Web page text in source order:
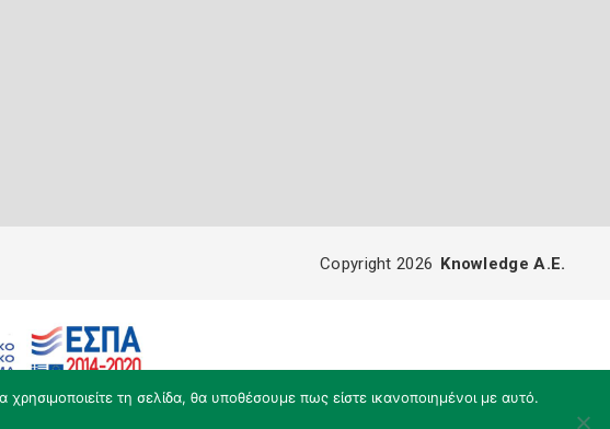
τη σελίδα, θα υποθέσουμε πως είστε ικανοποιημένοι με αυτό.
Copyright 2026 Knowledge A.E.